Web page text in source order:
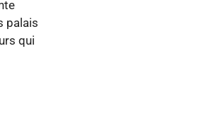
palais
qui